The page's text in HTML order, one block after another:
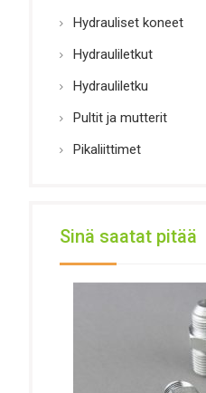
Hydrauliset koneet
Hydrauliletkut
Hydrauliletku
Pultit ja mutterit
Pikaliittimet
Sinä saatat pitää